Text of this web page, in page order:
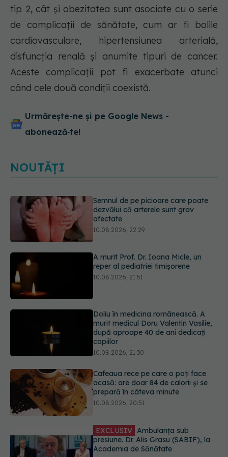
tip 2, cât și obezitatea sunt asociate cu o serie
de complicații de sănătate, cum ar fi bolile
cardiovasculare, hipertensiunea arterială,
disfuncția renală și anumite tipuri de cancer.
Aceste complicații pot fi exacerbate atunci
când cele două condiții coexistă.
Urmărește-ne și pe Google News -
abonează‑te!
NOUTĂȚI
A murit Prof. Dr. Ioana Micle, un
reper al pediatriei timișorene
10.08.2026, 21:51
Doliu în medicina românească. A
murit medicul Doru Valentin Vasilie,
după aproape 40 de ani dedicați
Cafeaua rece pe care o poți face
acasă: are doar 84 de calorii și se
prepară în câteva minute
10.08.2026, 20:51
EXCLUSIV Ambulanța sub
presiune. Dr. Alis Grasu (SABIF), la
Academia de Sănătate
10.08.2026, 20:19
Semnul de pe picioare care poate
dezvălui că arterele sunt grav
afectate